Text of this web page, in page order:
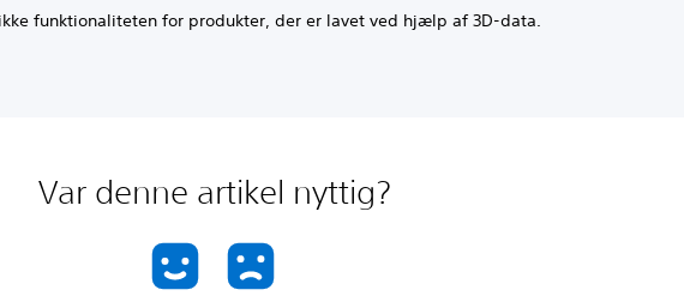
funktionaliteten for produkter, der er lavet ved hjælp af 3D-data.
Var denne artikel nyttig?